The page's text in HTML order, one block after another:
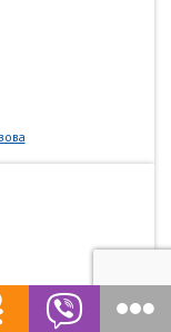
жизнь автора от